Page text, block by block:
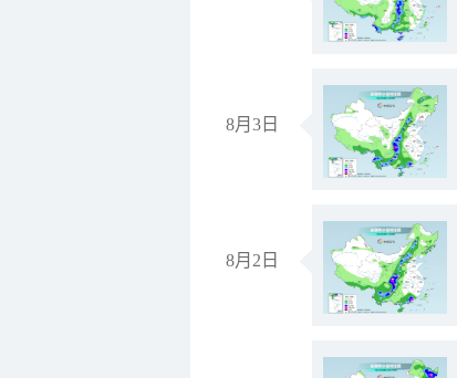
8月3日
8月2日